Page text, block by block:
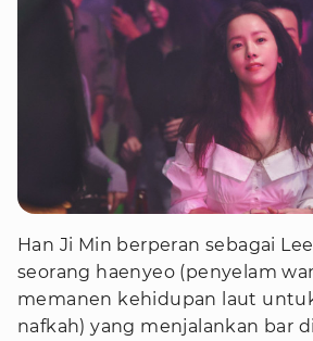
Han Ji Min berperan sebagai
seorang haenyeo (penyelam
memanen kehidupan laut
nafkah) yang menjalankan bar